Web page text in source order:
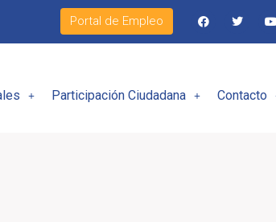
Portal de Empleo
Participación Ciudadana Contacto